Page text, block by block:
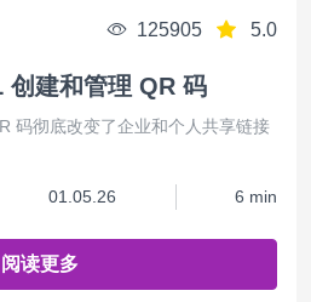
125905 5.0
创建和管理 QR 码
码彻底改变了企业和个人共享链接
01.05.26 6 min
阅读更多